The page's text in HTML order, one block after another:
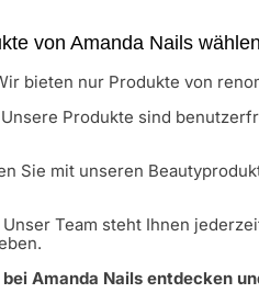
von Amanda Nails
bieten nur Produkte von
Produkte sind
Sie mit unseren
Unser Team steht Ihnen
Amanda Nails entdecken